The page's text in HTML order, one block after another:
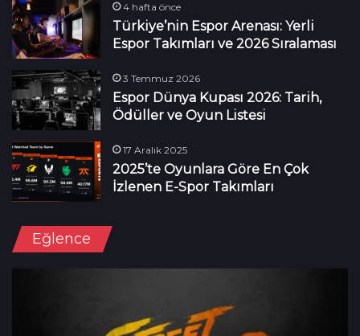
4 hafta önce
Türkiye’nin Espor Arenası: Yerli
Espor Takımları ve 2026 Sıralaması
3 Temmuz 2026
Espor Dünya Kupası 2026: Tarih,
Ödüller ve Oyun Listesi
17 Aralık 2025
2025’te Oyunlara Göre En Çok
İzlenen E-Spor Takımları
Eğlence